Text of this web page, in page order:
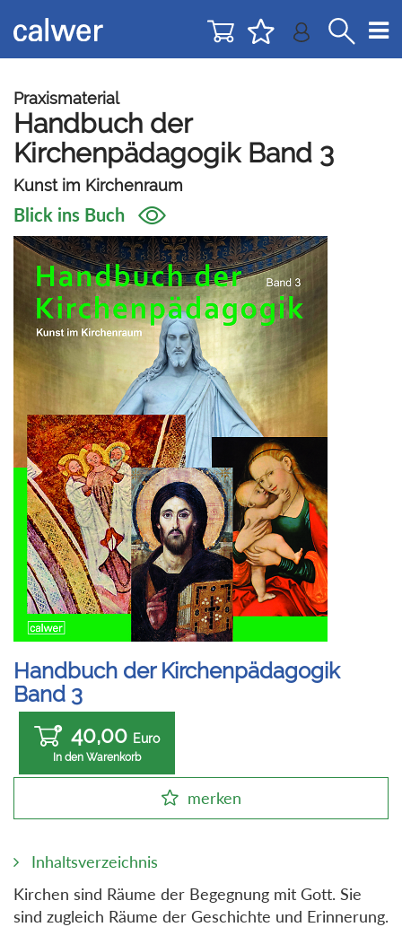
zur
Navigation
zum
Inhalt
Praxismaterial
Handbuch der
Kirchenpädagogik Band 3
Kunst im Kirchenraum
Blick ins Buch
Handbuch der Kirchenpädagogik
Band 3
40,00 Euro
In den Warenkorb
merken
Inhaltsverzeichnis
Kirchen sind Räume der Begegnung mit Gott. Sie
sind zugleich Räume der Geschichte und Erinnerung.